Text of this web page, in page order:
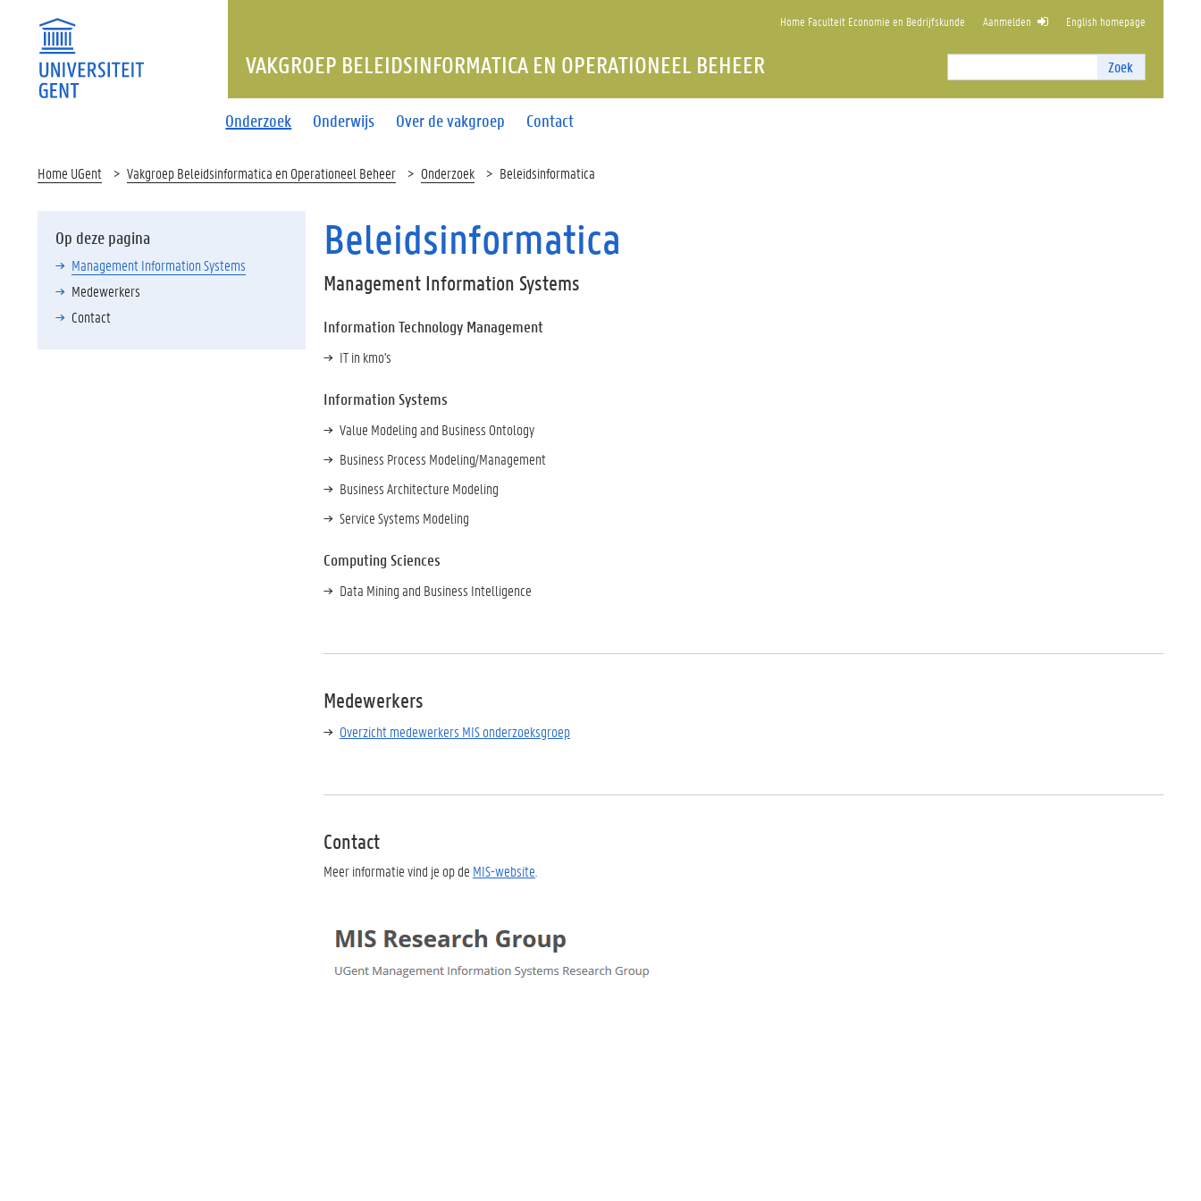
Zoek
Zoek
Home Faculteit Economie en Bedrijfskunde Aanmelden English homepage
Onderzoek Onderwijs Over de vakgroep Contact
VAKGROEP BELEIDSINFORMATICA EN OPERATIONEEL BEHEER
Home UGent Vakgroep Beleidsinformatica en Operationeel Beheer Onderzoek Beleidsinformatica
Op deze pagina
Management Information Systems
Medewerkers
Contact
Beleidsinformatica
Management Information Systems
Information Technology Management
IT in kmo's
Information Systems
Value Modeling and Business Ontology
Business Process Modeling/Management
Business Architecture Modeling
Service Systems Modeling
Computing Sciences
Data Mining and Business Intelligence
Medewerkers
Overzicht medewerkers MIS onderzoeksgroep
Contact
Meer informatie vind je op de MIS-website